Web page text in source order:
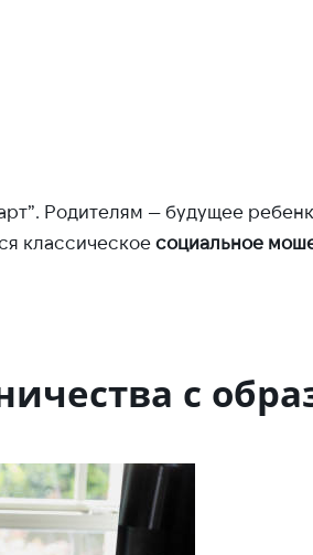
Родителям — будущее
классическое социальное
с